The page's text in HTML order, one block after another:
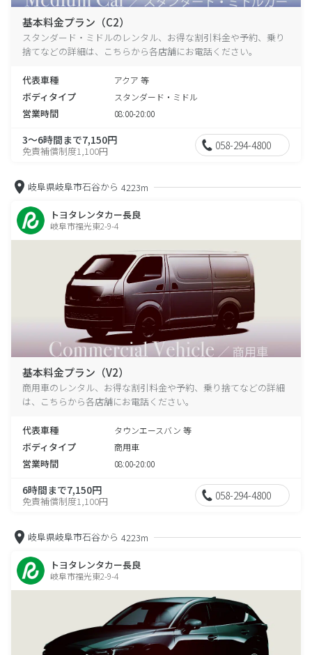
基本料金プラン（C2）
スタンダード・ミドルのレンタル、お得な割引料金や予約、乗り
捨てなどの詳細は、こちらから各店舗にお電話ください。
代表車種 アクア 等
ボディタイプ スタンダード・ミドル
営業時間 08:00-20:00
3～6時間まで7,150円
免責補償制度1,100円 058-294-4800
岐阜県岐阜市石谷から 4223m
トヨタレンタカー長良
岐阜市福光東2-9-4
基本料金プラン（V2）
商用車のレンタル、お得な割引料金や予約、乗り捨てなどの詳細
は、こちらから各店舗にお電話ください。
代表車種 タウンエースバン 等
ボディタイプ 商用車
営業時間 08:00-20:00
6時間まで7,150円
免責補償制度1,100円 058-294-4800
岐阜県岐阜市石谷から 4223m
トヨタレンタカー長良
岐阜市福光東2-9-4